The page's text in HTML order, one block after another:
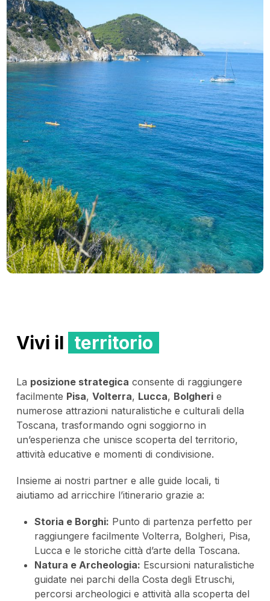
Vivi il territorio
La posizione strategica consente di raggiungere
facilmente Pisa,Volterra, Lucca, Bolgheri e
numerose attrazioni naturalistiche e culturali della
Toscana, trasformando ogni soggiorno in
un’esperienza che unisce scoperta del territorio,
attività educative e momenti di condivisione.
Insieme ai nostri partner e alle guide locali, ti
aiutiamo ad arricchire l’itinerario grazie a:
Storia e Borghi: Punto di partenza perfetto per
raggiungere facilmente Volterra, Bolgheri, Pisa,
Lucca e le storiche città d’arte della Toscana.
Natura e Archeologia: Escursioni naturalistiche
guidate nei parchi della Costa degli Etruschi,
percorsi archeologici e attività alla scoperta del